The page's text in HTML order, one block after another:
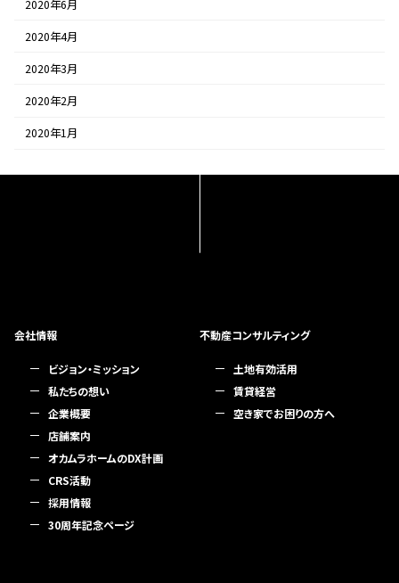
2020年6月
2020年4月
2020年3月
2020年2月
2020年1月
会社情報
ビジョン・ミッション
私たちの想い
企業概要
店舗案内
オカムラホームのDX計画
CRS活動
採用情報
30周年記念ページ
不動産コンサルティング
土地有効活用
賃貸経営
空き家でお困りの方へ